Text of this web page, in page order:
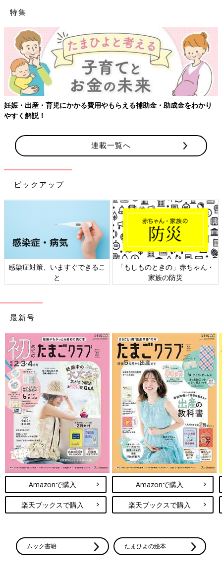
特集
妊娠・出産・育児にかかる費用やもらえる補助金・助成金をわかり
やすく解説！
連載一覧へ
ピックアップ
感染症対策、いますぐできるこ
と
「もしものときの」赤ちゃん・
家族の防災
最新号
Amazonで購入
楽天ブックスで購入
Amazonで購入
楽天ブックスで購入
ムック書籍 たまひよの絵本